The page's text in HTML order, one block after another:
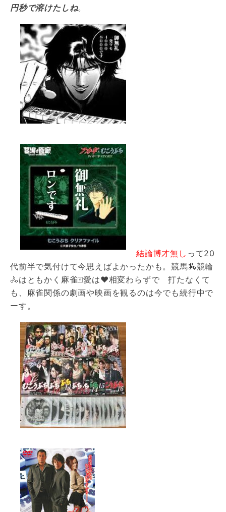
円秒で溶けたしね。
結論博才無し って20
代前半で気付けて今思えばよかったかも。競馬🏇競輪
🚴はともかく麻雀🀄️愛は❤️相変わらずで 打たなくて
も、麻雀関係の劇画や映画を観るのは今でも続行中で
ーす。